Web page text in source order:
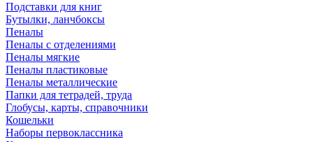
Подставки для книг
Бутылки, ланчбоксы
Пеналы
Пеналы с отделениями
Пеналы мягкие
Пеналы пластиковые
Пеналы металлические
Папки для тетрадей, труда
Глобусы, карты, справочники
Кошельки
Наборы первоклассника